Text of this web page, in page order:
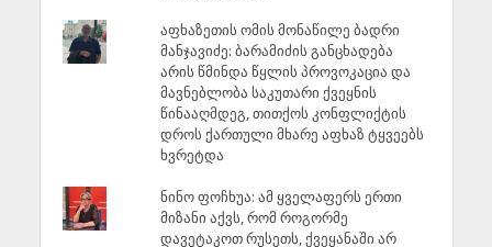
აფხაზეთის ომის მონაწილე ბადრი
მანჯავიძე: ბარამიძის განცხადება
არის წმინდა წყლის პროვოკაცია და
მავნებლობა საკუთარი ქვეყნის
წინააღმდეგ, თითქოს კონფლიქტის
დროს ქართული მხარე აფხაზ ტყვეებს
ხვრეტდა
ნინო ფოჩხუა: ამ ყველაფერს ერთი
მიზანი აქვს, რომ როგორმე
დავეტაკოთ რუსეთს, ქვეყანაში არ